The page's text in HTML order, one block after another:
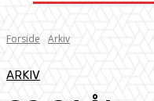
Forside Arkiv
ARKIV